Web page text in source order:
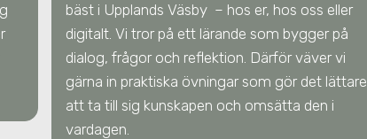
bäst i Upplands Väsby – hos er, hos oss eller
digitalt. Vi tror på ett lärande som bygger på
dialog, frågor och reflektion. Därför väver vi
gärna in praktiska övningar som gör det lättare
att ta till sig kunskapen och omsätta den i
vardagen.